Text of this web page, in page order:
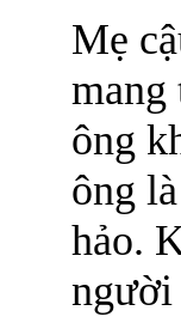
Mẹ
mang
ông
ông
hảo.
người